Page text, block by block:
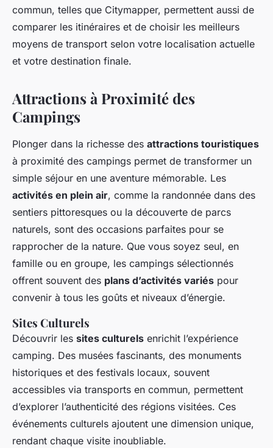
commun, telles que Citymapper, permettent aussi de
comparer les itinéraires et de choisir les meilleurs
moyens de transport selon votre localisation actuelle
et votre destination finale.
Attractions à Proximité des
Campings
Plonger dans la richesse des attractions touristiques
à proximité des campings permet de transformer un
simple séjour en une aventure mémorable. Les
activités en plein air, comme la randonnée dans des
sentiers pittoresques ou la découverte de parcs
naturels, sont des occasions parfaites pour se
rapprocher de la nature. Que vous soyez seul, en
famille ou en groupe, les campings sélectionnés
offrent souvent des plans d’activités variés pour
convenir à tous les goûts et niveaux d’énergie.
Sites Culturels
Découvrir les sites culturels enrichit l’expérience
camping. Des musées fascinants, des monuments
historiques et des festivals locaux, souvent
accessibles via transports en commun, permettent
d’explorer l’authenticité des régions visitées. Ces
événements culturels ajoutent une dimension unique,
rendant chaque visite inoubliable.